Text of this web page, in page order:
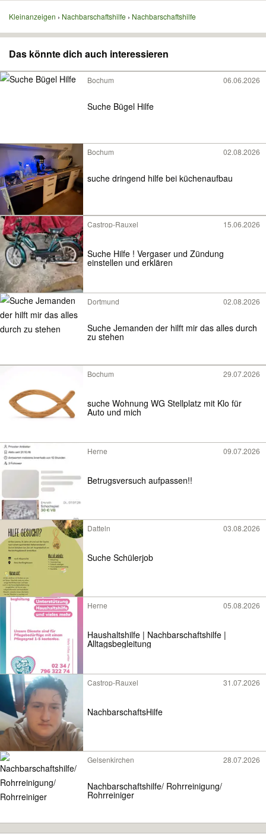
Kleinanzeigen Nachbarschaftshilfe Nachbarschaftshilfe
Das könnte dich auch interessieren
Bochum 06.06.2026
Suche Bügel Hilfe
Bochum 02.08.2026
suche dringend hilfe bei küchenaufbau
Castrop-Rauxel 15.06.2026
Suche Hilfe ! Vergaser und Zündung
einstellen und erklären
Dortmund 02.08.2026
Suche Jemanden der hilft mir das alles durch
zu stehen
Bochum 29.07.2026
suche Wohnung WG Stellplatz mit Klo für
Auto und mich
Herne 09.07.2026
Betrugsversuch aufpassen!!
Datteln 03.08.2026
Suche Schülerjob
Herne 05.08.2026
Haushaltshilfe | Nachbarschaftshilfe |
Alltagsbegleitung
Castrop-Rauxel 31.07.2026
NachbarschaftsHilfe
Gelsenkirchen 28.07.2026
Nachbarschaftshilfe/ Rohrreinigung/
Rohrreiniger